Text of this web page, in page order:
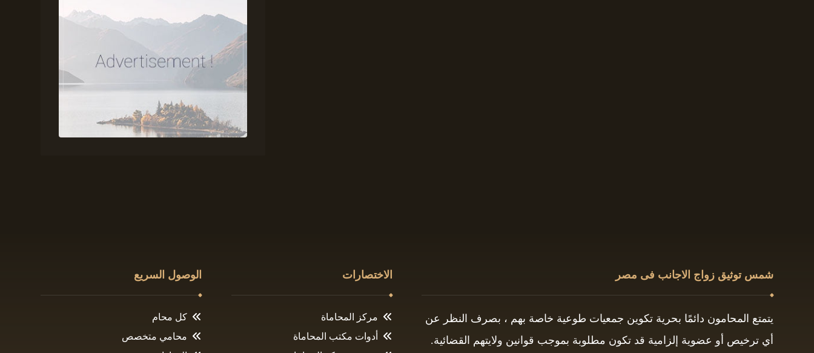
شمس توثيق زواج الاجانب فى مصر
يتمتع المحامون دائمًا بحرية تكوين جمعيات طوعية خاصة بهم ، بصرف النظر عن
أي ترخيص أو عضوية إلزامية قد تكون مطلوبة بموجب قوانين ولايتهم القضائية.
الاختصارات
مركز المحاماة
أدوات مكتب المحاماة
الوصول السريع
كل محام
محامي متخصص